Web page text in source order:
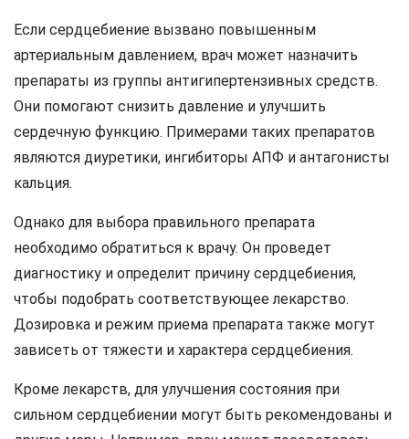
Если сердцебиение вызвано повышенным
артериальным давлением, врач может назначить
препараты из группы антигипертензивных средств.
Они помогают снизить давление и улучшить
сердечную функцию. Примерами таких препаратов
являются диуретики, ингибиторы АПФ и антагонисты
кальция.
Однако для выбора правильного препарата
необходимо обратиться к врачу. Он проведет
диагностику и определит причину сердцебиения,
чтобы подобрать соответствующее лекарство.
Дозировка и режим приема препарата также могут
зависеть от тяжести и характера сердцебиения.
Кроме лекарств, для улучшения состояния при
сильном сердцебиении могут быть рекомендованы и